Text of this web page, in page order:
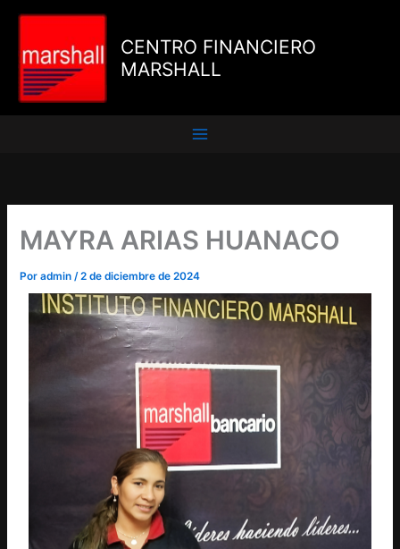
contenido
CENTRO FINANCIERO
MARSHALL
MAYRA ARIAS HUANACO
Poradmin/2 de diciembre de 2024